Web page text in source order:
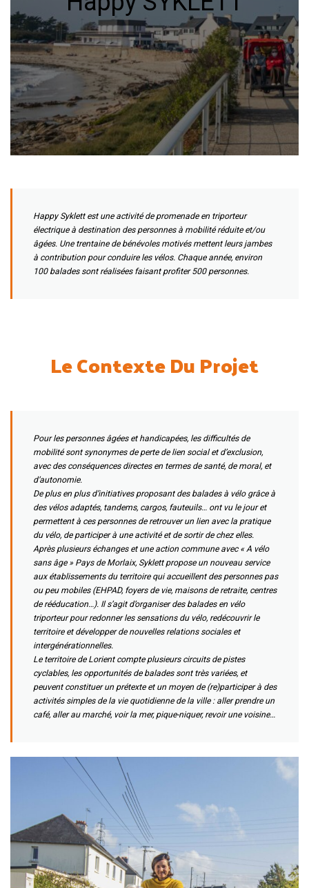
Happy Syklett est une activité de promenade en triporteur
électrique à destination des personnes à mobilité réduite et/ou
âgées. Une trentaine de bénévoles motivés mettent leurs jambes
à contribution pour conduire les vélos. Chaque année, environ
100 balades sont réalisées faisant profiter 500 personnes.
Le Contexte Du Projet
Pour les personnes âgées et handicapées, les difficultés de
mobilité sont synonymes de perte de lien social et d’exclusion,
avec des conséquences directes en termes de santé, de moral, et
d’autonomie.
De plus en plus d’initiatives proposant des balades à vélo grâce à
des vélos adaptés, tandems, cargos, fauteuils… ont vu le jour et
permettent à ces personnes de retrouver un lien avec la pratique
du vélo, de participer à une activité et de sortir de chez elles.
Après plusieurs échanges et une action commune avec « A vélo
sans âge » Pays de Morlaix, Syklett propose un nouveau service
aux établissements du territoire qui accueillent des personnes pas
ou peu mobiles (EHPAD, foyers de vie, maisons de retraite, centres
de rééducation…). Il s’agit d’organiser des balades en vélo
triporteur pour redonner les sensations du vélo, redécouvrir le
territoire et développer de nouvelles relations sociales et
intergénérationnelles.
Le territoire de Lorient compte plusieurs circuits de pistes
cyclables, les opportunités de balades sont très variées, et
peuvent constituer un prétexte et un moyen de (re)participer à des
activités simples de la vie quotidienne de la ville : aller prendre un
café, aller au marché, voir la mer, pique-niquer, revoir une voisine…